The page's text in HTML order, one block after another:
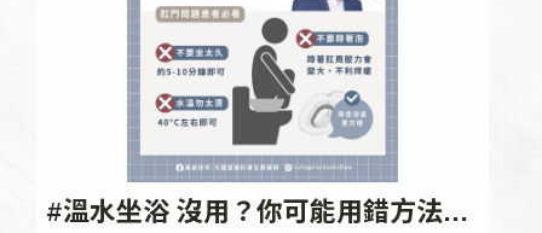
#溫水坐浴 沒用？你可能用錯方法！